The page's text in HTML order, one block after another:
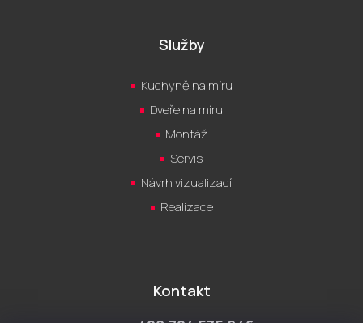
Služby
Kuchyně na míru
Dveře na míru
Montáž
Servis
Návrh vizualizací
Realizace
Kontakt